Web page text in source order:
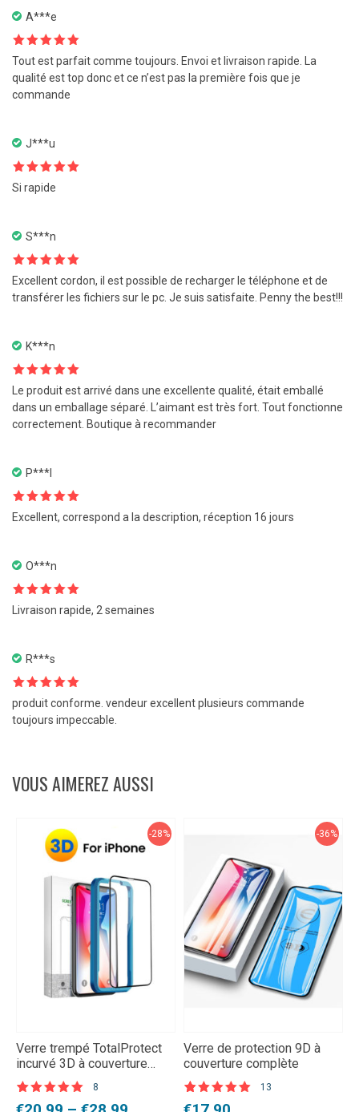
A***e
Note
sur
5
Tout est parfait comme toujours. Envoi et livraison rapide. La
qualité est top donc et ce n’est pas la première fois que je
commande
J***u
Note 5 sur
5
Si rapide
S***n
Note5
sur
5Excellent cordon, il est possible de recharger le téléphone et de
transférer les fichiers sur le pc. Je suis satisfaite. Penny the best!!!
K***n
Note
sur
5Le produit est arrivé dans une excellente qualité, était emballé
dans un emballage séparé. L’aimant est très fort. Tout fonctionne
correctement. Boutique à recommander
P***l
Note5
sur
5Excellent, correspond a la description, réception 16 jours
O***n
Note
5Livraison rapide, 2 semaines
R***s
Note 5sur
5
produit conforme. vendeur excellent plusieurs commande
toujours impeccable.
VOUS AIMEREZ AUSSI
-28%
Verre trempé TotalProtect
incurvé 3D à couverture
complète pour iPhone
sur 5 basé
8
Plage
-36%
Verre de protection 9D à
couverture complète
sur 5 basé
13
Le
Le